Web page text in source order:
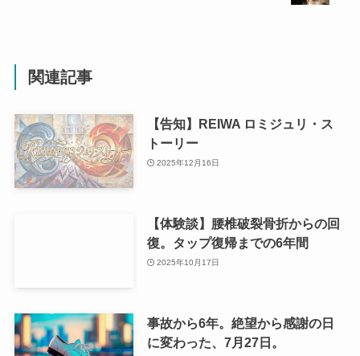
関連記事
【告知】REIWA ロミジュリ・ス
トーリー
2025年12月16日
【体験談】腰椎破裂骨折からの回
復。タップ復帰までの6年間
2025年10月17日
事故から6年。絶望から感謝の日
に変わった、7月27日。